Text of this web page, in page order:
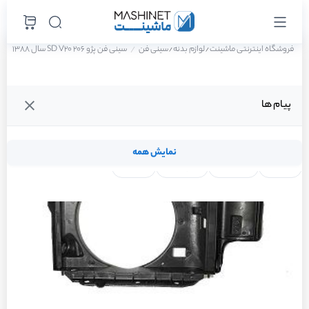
پیام ها
نمایش همه
فروشگاه اینترنتی ماشینت/لوازم بدنه/سینی فن سینی فن پژو 206 SD V20 سال 1388